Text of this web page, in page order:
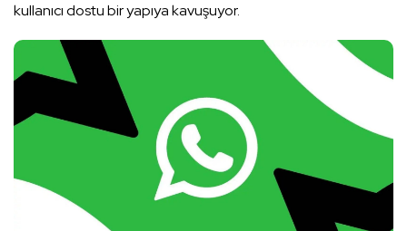
kullanıcı dostu bir yapıya kavuşuyor.